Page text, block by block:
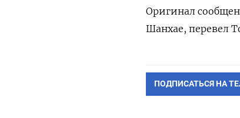
Оригинал
Шанхае, перевел
ПОДПИСАТЬСЯ НА